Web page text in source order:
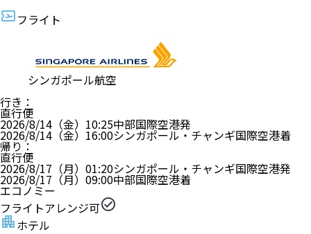
フライト
シンガポール航空
行き ：
直行便
2026/8/14（金） 10:25中部国際空港発
2026/8/14（金） 16:00シンガポール・チャンギ国際空港着
帰り ：
直行便
2026/8/17（月） 01:20シンガポール・チャンギ国際空港発
2026/8/17（月） 09:00中部国際空港着
エコノミー
フライトアレンジ可
ホテル